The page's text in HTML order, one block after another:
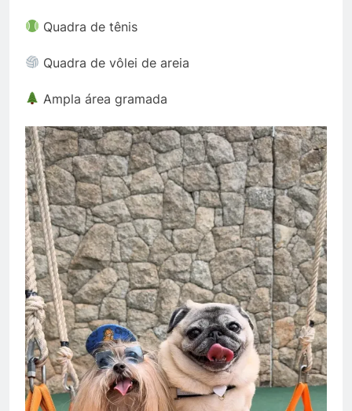
Quadra de tênis
Quadra de vôlei de areia
Ampla área gramada